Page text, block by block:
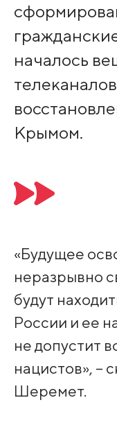
началось
Крымом.
«Будущее
неразрывно
будут
России и ее
не допустит
нацистов», –
Шеремет.